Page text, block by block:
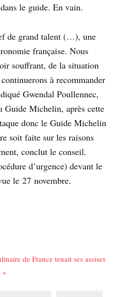
le guide. En vain.
de grand talent (…), une
française. Nous
souffrant, de la situation
à recommander
Gwendal Poullennec,
Guide Michelin, après cette
donc le Guide Michelin
soit faite sur les raisons
conclut le conseil.
d’urgence) devant le
le 27 novembre.
de France tenait ses assises
»